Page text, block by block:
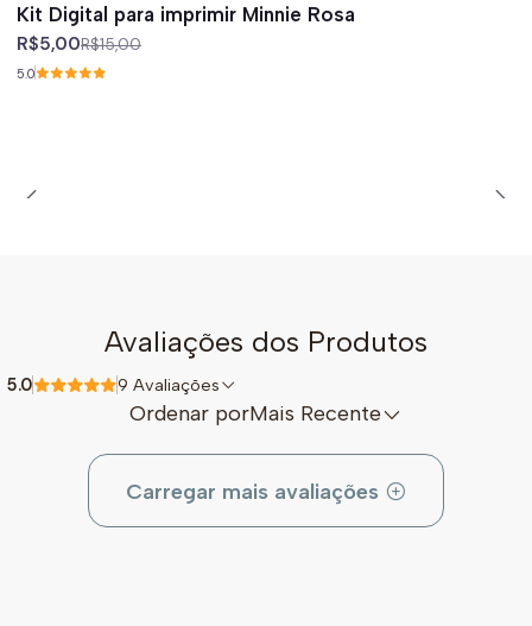
Kit Digital para imprimir Minnie Rosa
R$5,00R$15,00
5.0
Avaliações dos Produtos
5.0 9 Avaliações
Ordenar porMais Recente
Carregar mais avaliações